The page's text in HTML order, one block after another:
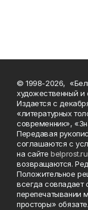
© 1998-2026,
художественный и
Издается с
«литературных
современник»,
Передавая
соглашаются с
на сайтеbelprost.ru
возвращаются.
Положительное
всегда совпадает
перепечатывании
просторы»